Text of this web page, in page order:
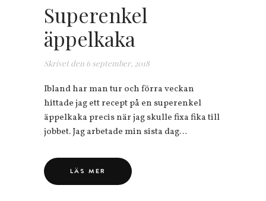
Superenkel
äppelkaka
Skrivet den 6 september, 2018
Ibland har man tur och förra veckan
hittade jag ett recept på en superenkel
äppelkaka precis när jag skulle fixa fika till
jobbet. Jag arbetade min sista dag…
LÄS MER